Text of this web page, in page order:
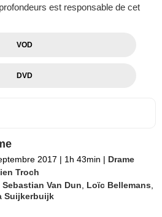
est responsable de cet
VOD
DVD
2017 | 1h 43min | Drame
Troch
Sebastian Van Dun Loïc Bellemans
Suijkerbuijk